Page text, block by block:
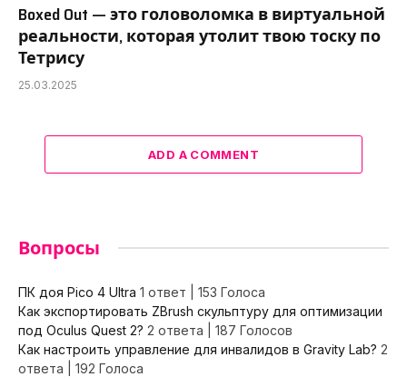
Boxed Out — это головоломка в виртуальной
реальности, которая утолит твою тоску по
Тетрису
25.03.2025
ADD A COMMENT
Вопросы
ПК доя Pico 4 Ultra 1 ответ
153 Голоса
Как экспортировать ZBrush скульптуру для оптимизации
под Oculus Quest 2? 2 ответа
187 Голосов
Как настроить управление для инвалидов в Gravity Lab? 2
ответа
192 Голоса